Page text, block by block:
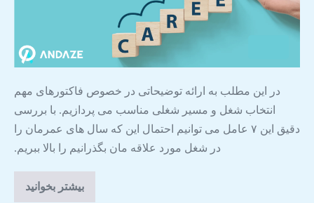
در این مطلب به ارائه توضیحاتی در خصوص فاکتورهای مهم
انتخاب شغل و مسیر شغلی مناسب می پردازیم. با بررسی
دقیق این ۷ عامل می توانیم احتمال این که سال های عمرمان را
در شغل مورد علاقه مان بگذرانیم را بالا ببریم.
بیشتر بخوانید